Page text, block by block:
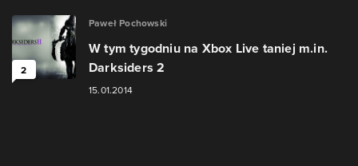
2
Paweł Pochowski
W tym tygodniu na Xbox Live taniej m.in.
Darksiders 2
15.01.2014